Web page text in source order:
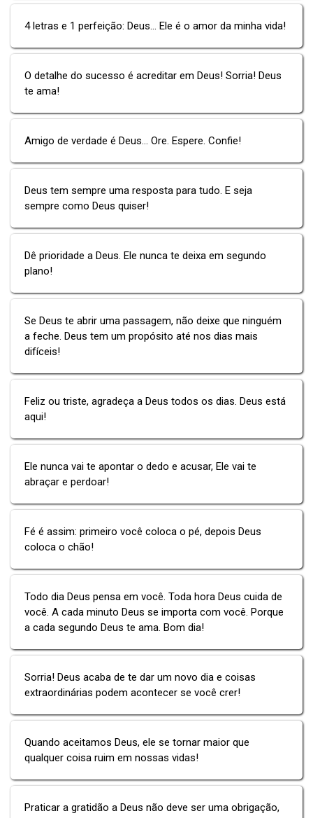
4 letras e 1 perfeição: Deus... Ele é o amor da minha vida!
O detalhe do sucesso é acreditar em Deus! Sorria! Deus
te ama!
Amigo de verdade é Deus... Ore. Espere. Confie!
Deus tem sempre uma resposta para tudo. E seja
sempre como Deus quiser!
Dê prioridade a Deus. Ele nunca te deixa em segundo
plano!
Se Deus te abrir uma passagem, não deixe que ninguém
a feche. Deus tem um propósito até nos dias mais
difíceis!
Feliz ou triste, agradeça a Deus todos os dias. Deus está
aqui!
Ele nunca vai te apontar o dedo e acusar, Ele vai te
abraçar e perdoar!
Fé é assim: primeiro você coloca o pé, depois Deus
coloca o chão!
Todo dia Deus pensa em você. Toda hora Deus cuida de
você. A cada minuto Deus se importa com você. Porque
a cada segundo Deus te ama. Bom dia!
Sorria! Deus acaba de te dar um novo dia e coisas
extraordinárias podem acontecer se você crer!
Quando aceitamos Deus, ele se tornar maior que
qualquer coisa ruim em nossas vidas!
Praticar a gratidão a Deus não deve ser uma obrigação,